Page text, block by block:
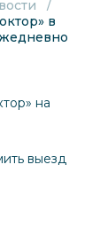
в
на
выезд